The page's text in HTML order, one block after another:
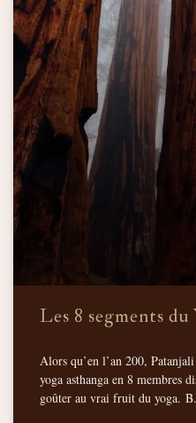
Les 8 segments du
Alors qu’en l’an 200,
yoga asthanga en 8 membres
goûter au vrai fruit du yoga.